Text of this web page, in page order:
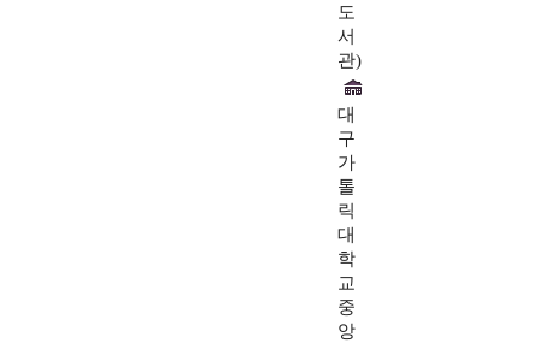
도
서
관)
대
구
가
톨
릭
대
학
교
중
앙